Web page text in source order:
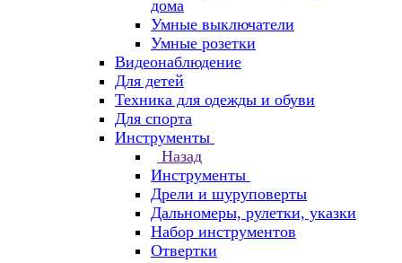
дома
Умные выключатели
Умные розетки
Видеонаблюдение
Для детей
Техника для одежды и обуви
Для спорта
Инструменты
Назад
Инструменты
Дрели и шуруповерты
Дальномеры, рулетки, указки
Набор инструментов
Отвертки